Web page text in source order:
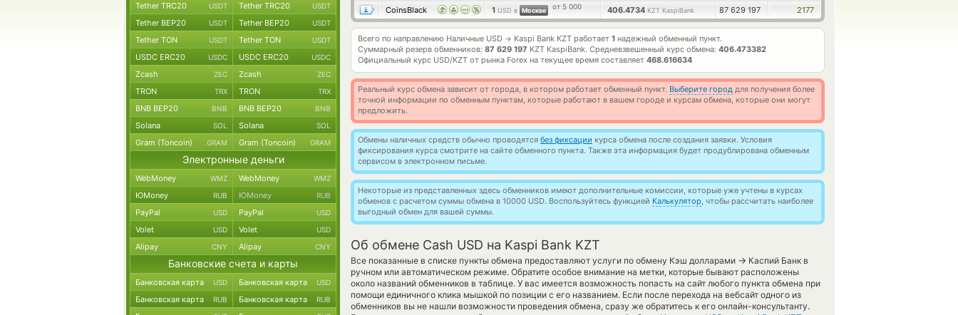
CoinsBlack 1 USD в Москве от 5 000 406.4734 KZT KaspiBank 87 629 197 2177
Всего по направлению Наличные USD → Kaspi Bank KZT работает 1 надежный обменный пункт.
Суммарный резерв обменников: 87 629 197 KZT KaspiBank. Средневзвешенный курс обмена: 406.473382
Официальный курс USD/KZT от рынка Forex на текущее время составляет 468.616634
Реальный курс обмена зависит от города, в котором работает обменный пункт. Выберите город для получения более
точной информации по обменным пунктам, которые работают в вашем городе и курсам обмена, которые они могут
предложить.
Обмены наличных средств обычно проводятся без фиксации курса обмена после создания заявки. Условия
фиксирования курса смотрите на сайте обменного пункта. Также эта информация будет продублирована обменным
сервисом в электронном письме.
Некоторые из представленных здесь обменников имеют дополнительные комиссии, которые уже учтены в курсах
обменов с расчетом суммы обмена в 10000 USD. Воспользуйтесь функцией Калькулятор, чтобы рассчитать наиболее
выгодный обмен для вашей суммы.
Об обмене Cash USD на Kaspi Bank KZT
Все показанные в списке пункты обмена предоставляют услуги по обмену Кэш долларами → Каспий Банк в
ручном или автоматическом режиме. Обратите особое внимание на метки, которые бывают расположены
около названий обменников в таблице. У вас имеется возможность попасть на сайт любого пункта обмена при
помощи единичного клика мышкой по позиции с его названием. Если после перехода на вебсайт одного из
обменников вы не нашли возможности проведения обмена, сразу же обратитесь к его онлайн-консультанту.
Tether TRC20 USDT Tether TRC20 USDT
Tether BEP20 USDT Tether BEP20 USDT
Tether TON USDT Tether TON USDT
USDC ERC20 USDC USDC ERC20 USDC
Zcash ZEC Zcash ZEC
TRON TRX TRON TRX
BNB BEP20 BNB BNB BEP20 BNB
Solana SOL Solana SOL
Gram (Toncoin) GRAM Gram (Toncoin) GRAM
Электронные деньги
WebMoney WMZ WebMoney WMZ
ЮMoney RUB ЮMoney RUB
PayPal USD PayPal USD
Volet USD Volet USD
Alipay CNY Alipay CNY
Банковские счета и карты
Банковская карта USD Банковская карта USD
Банковская карта RUB Банковская карта RUB